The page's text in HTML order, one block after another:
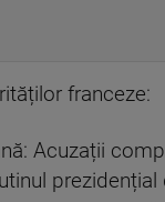
franceze:
Acuzații
prezidențial